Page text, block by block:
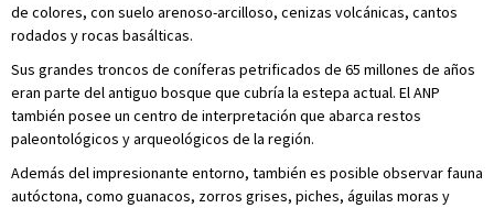
de colores, con suelo arenoso-arcilloso, cenizas volcánicas, cantos
rodados y rocas basálticas.
Sus grandes troncos de coníferas petrificados de 65 millones de años
eran parte del antiguo bosque que cubría la estepa actual. El ANP
también posee un centro de interpretación que abarca restos
paleontológicos y arqueológicos de la región.
Además del impresionante entorno, también es posible observar fauna
autóctona, como guanacos, zorros grises, piches, águilas moras y